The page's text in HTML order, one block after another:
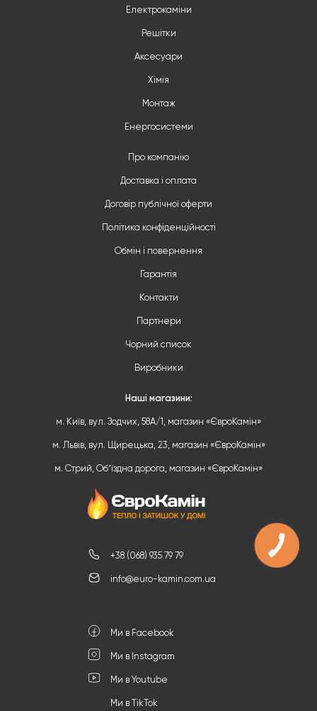
+38 (068) 935 79 79
info@euro-kamin.com.ua
Ми в Facebook
Ми в Instagram
Ми в Youtube
Ми в TikTok
Електрокаміни
Решітки
Аксесуари
Хімія
Монтаж
Енергосистеми
Про компанію
Доставка і оплата
Договір публічної оферти
Політика конфіденційності
Обмін і повернення
Гарантія
Контакти
Партнери
Чорний список
Виробники
Наші магазини:
м. Київ, вул. Зодчих, 58А/1, магазин «ЄвроКамін»
м. Львів, вул. Щирецька, 23, магазин «ЄвроКамін»
м. Стрий, Обʼїздна дорога, магазин «ЄвроКамін»
КНОПКА
ЗВ'ЯЗКУ